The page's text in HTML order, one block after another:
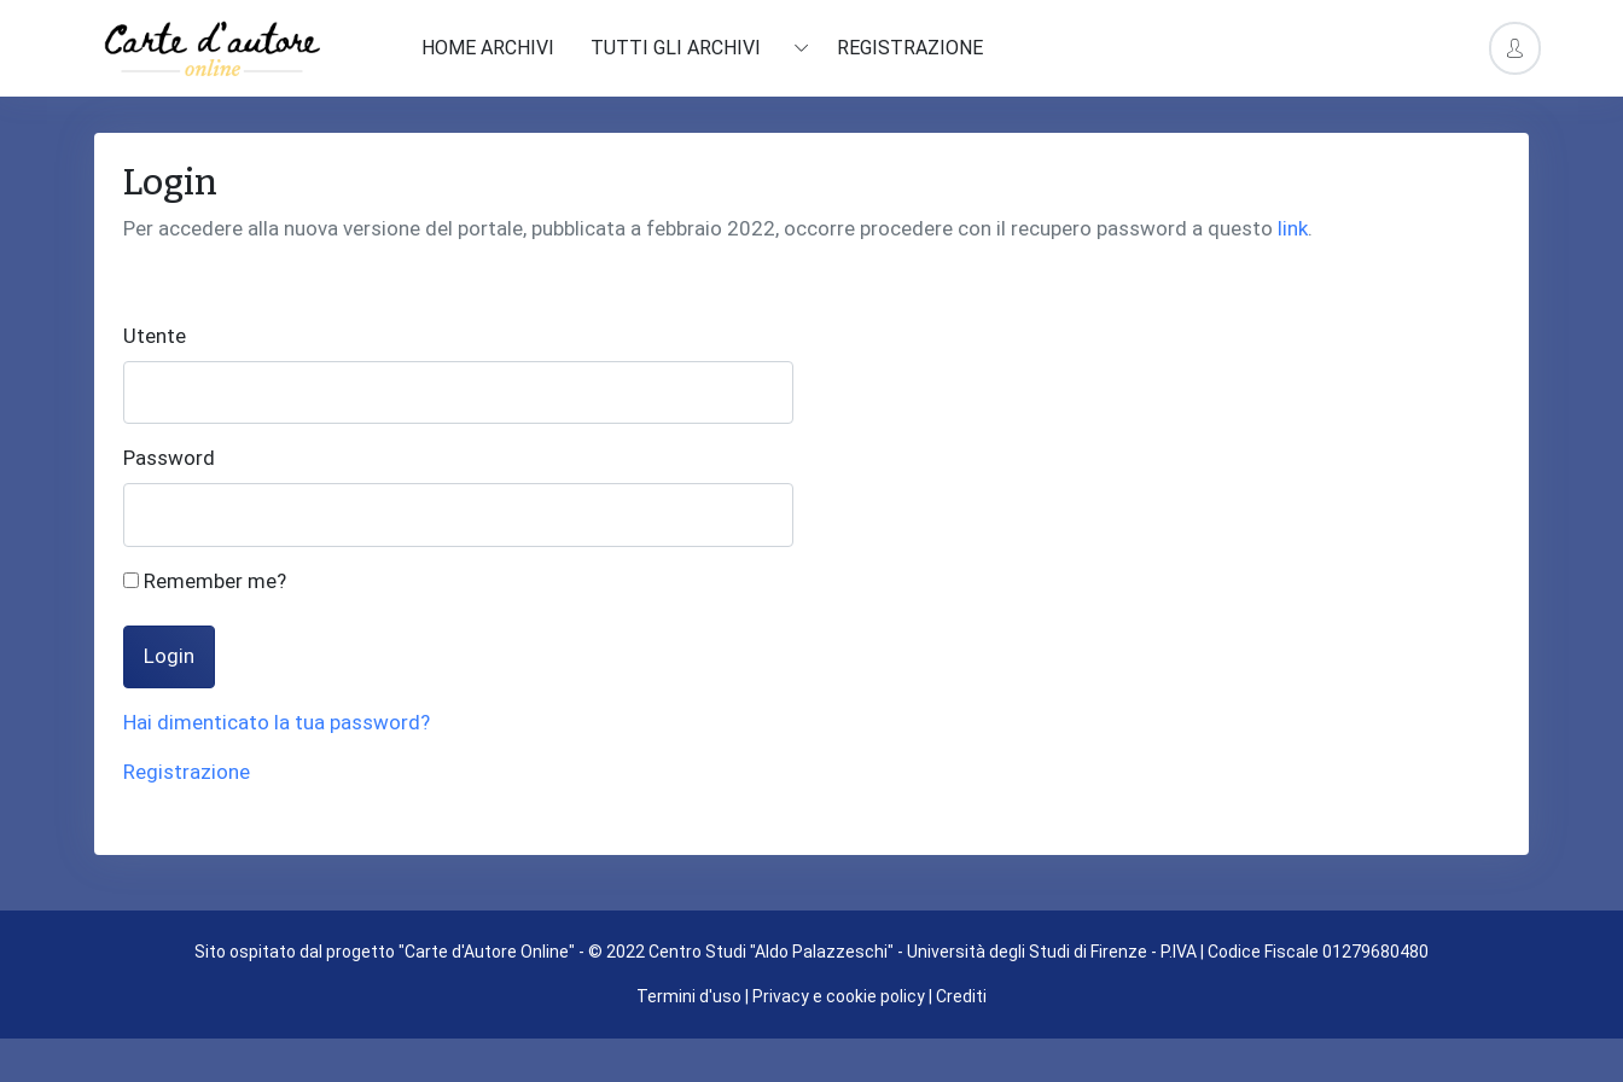
HOME ARCHIVI TUTTI GLI ARCHIVI REGISTRAZIONE
Login
Per accedere alla nuova versione del portale, pubblicata a febbraio 2022, occorre procedere con il recupero password a questo link.
Utente
Password
Remember me?
Login
Hai dimenticato la tua password?
Registrazione
Sito ospitato dal progetto "Carte d'Autore Online" - © 2022 Centro Studi "Aldo Palazzeschi" - Università degli Studi di Firenze - P.IVA | Codice Fiscale 01279680480
Termini d'uso Privacy e cookie policy Crediti